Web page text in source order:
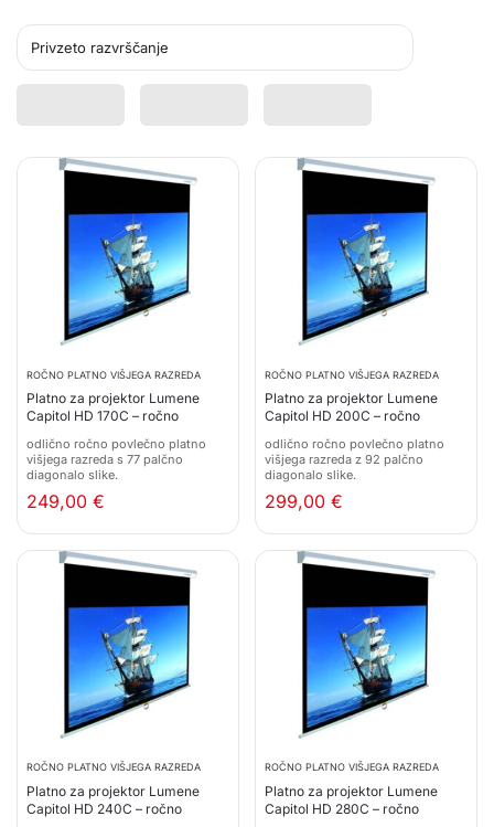
ROČNO PLATNO VIŠJEGA RAZREDA
Platno za projektor Lumene
Capitol HD 170C – ročno
odlično ročno povlečno platno
višjega razreda s 77 palčno
diagonalo slike.
249,00 €
ROČNO PLATNO VIŠJEGA RAZREDA
Platno za projektor Lumene
Capitol HD 200C – ročno
odlično ročno povlečno platno
višjega razreda z 92 palčno
diagonalo slike.
299,00 €
ROČNO PLATNO VIŠJEGA RAZREDA
Platno za projektor Lumene
Capitol HD 240C – ročno
ROČNO PLATNO VIŠJEGA RAZREDA
Platno za projektor Lumene
Capitol HD 280C – ročno